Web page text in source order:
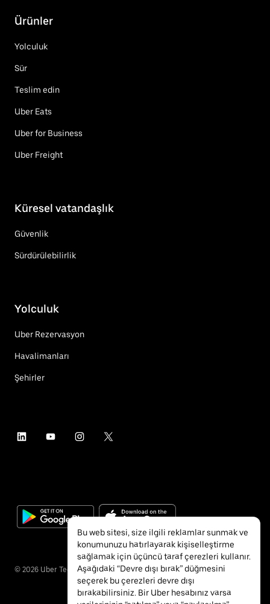
Ürünler
Yolculuk
Sür
Teslim edin
Uber Eats
Uber for Business
Uber Freight
Küresel vatandaşlık
Güvenlik
Sürdürülebilirlik
Yolculuk
Uber Rezervasyon
Havalimanları
Şehirler
© 2026 Uber Technologies Inc.
Bu web sitesi, size ilgili reklamlar sunmak ve
konumunuzu hatırlayarak kişiselleştirme
sağlamak için üçüncü taraf çerezleri kullanır.
Aşağıdaki “Devre dışı bırak” düğmesini
seçerek bu çerezleri devre dışı
bırakabilirsiniz. Bir Uber hesabınız varsa